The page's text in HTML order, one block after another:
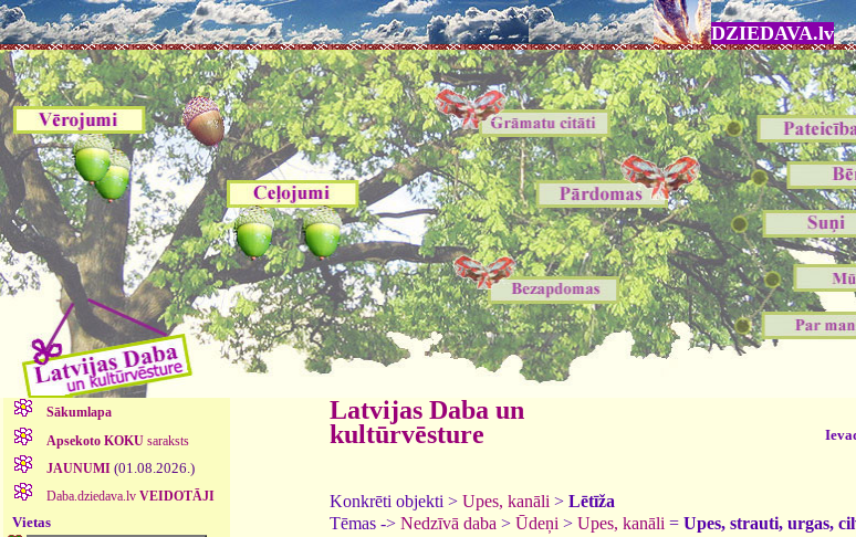
DZIEDAVA.lv
Sākumlapa
Apsekoto KOKUsaraksts
JAUNUMI (01.08.2026.)
Daba.dziedava.lv VEIDOTĀJI
Vietas
Latvijas Daba un
kultūrvēsture
Konkrēti objekti > Upes, kanāli > Lētīža
Tēmas -> Nedzīvā daba > Ūdeņi > Upes, kanāli = Upes, strauti, urgas,